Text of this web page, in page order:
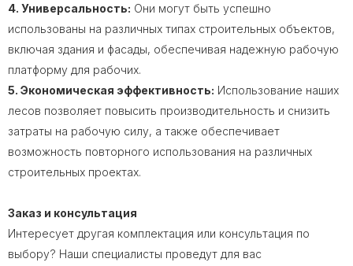
4. Универсальность: Они могут быть успешно
использованы на различных типах строительных объектов,
включая здания и фасады, обеспечивая надежную рабочую
платформу для рабочих.
5. Экономическая эффективность: Использование наших
лесов позволяет повысить производительность и снизить
затраты на рабочую силу, а также обеспечивает
возможность повторного использования на различных
строительных проектах.
Заказ и консультация
Интересует другая комплектация или консультация по
выбору? Наши специалисты проведут для вас